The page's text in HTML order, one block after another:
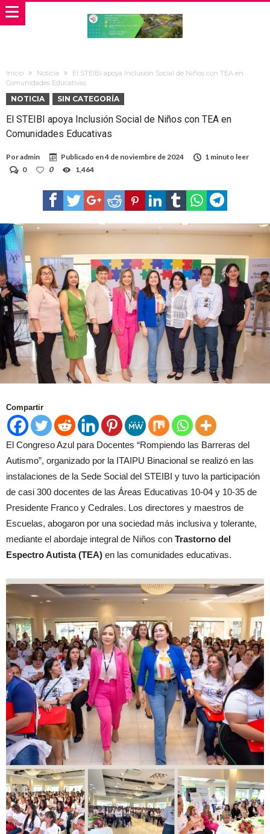
Inicio Noticia
El STEIBI apoya Inclusión Social de Niños con TEA en
Comunidades Educativas
NOTICIA SIN CATEGORÍA
El STEIBI apoya Inclusión Social de Niños con TEA en
Comunidades Educativas
Poradmin Publicado en4 de noviembre de 2024
1 minuto leer
0
0 1,464
Compartir
El Congreso Azul para Docentes “Rompiendo las Barreras del
Autismo”, organizado por la ITAIPU Binacional se realizó en las
instalaciones de la Sede Social del STEIBI y tuvo la participación
de casi 300 docentes de las Áreas Educativas 10-04 y 10-35 de
Presidente Franco y Cedrales. Los directores y maestros de
Escuelas, abogaron por una sociedad más inclusiva y tolerante,
mediante el abordaje integral de Niños con Trastorno del
Espectro Autista (TEA) en las comunidades educativas.